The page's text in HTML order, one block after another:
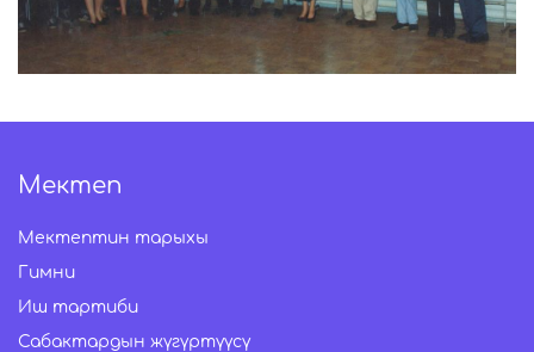
Мектеп
Мектептин тарыхы
Гимни
Иш тартиби
Сабактардын жүгүртүүсү